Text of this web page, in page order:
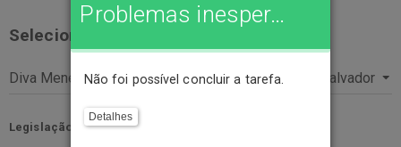
Selecione o atendente
Legislação CFN
Problemas inesperados
Não foi possível concluir a tarefa.
Detalhes